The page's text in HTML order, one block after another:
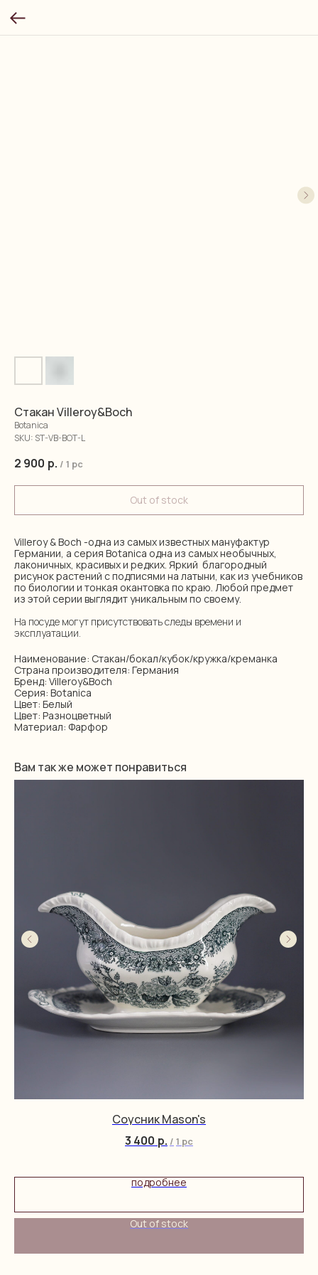
Стакан Villeroy&Boch
Botanica
SKU: ST-VB-BOT-L
2 900 р. / 1 pc
Out of stock
Villeroy & Boch -одна из самых известных мануфактур
Германии, а серия Botanica одна из самых необычных,
лаконичных, красивых и редких. Яркий благородный
рисунок растений с подписями на латыни, как из учебников
по биологии и тонкая окантовка по краю. Любой предмет
из этой серии выглядит уникальным по своему.
На посуде могут присутствовать следы времени и
эксплуатации.
Наименование: Стакан/бокал/кубок/кружка/креманка
Страна производителя: Германия
Бренд: Villeroy&Boch
Серия: Botanica
Цвет: Белый
Цвет: Разноцветный
Материал: Фарфор
Вам так же может понравиться
Соусник Mason's
3 400 р. / 1 pc
подробнее
Out of stock